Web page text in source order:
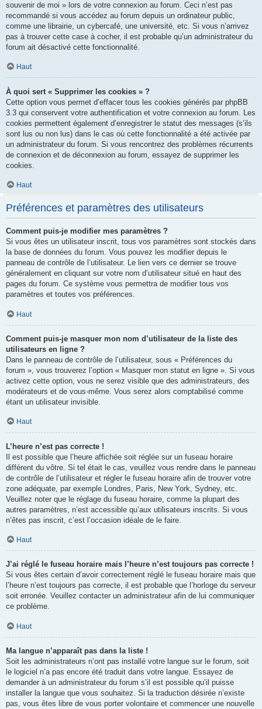
souvenir de moi » lors de votre connexion au forum. Ceci n’est pas
recommandé si vous accédez au forum depuis un ordinateur public,
comme une librairie, un cybercafé, une université, etc. Si vous n’arrivez
pas à trouver cette case à cocher, il est probable qu’un administrateur du
forum ait désactivé cette fonctionnalité.
Haut
À quoi sert « Supprimer les cookies » ?
Cette option vous permet d’effacer tous les cookies générés par phpBB
3.3 qui conservent votre authentification et votre connexion au forum. Les
cookies permettent également d’enregistrer le statut des messages (s’ils
sont lus ou non lus) dans le cas où cette fonctionnalité a été activée par
un administrateur du forum. Si vous rencontrez des problèmes récurrents
de connexion et de déconnexion au forum, essayez de supprimer les
cookies.
Haut
Préférences et paramètres des utilisateurs
Comment puis-je modifier mes paramètres ?
Si vous êtes un utilisateur inscrit, tous vos paramètres sont stockés dans
la base de données du forum. Vous pouvez les modifier depuis le
panneau de contrôle de l’utilisateur. Le lien vers ce dernier se trouve
généralement en cliquant sur votre nom d’utilisateur situé en haut des
pages du forum. Ce système vous permettra de modifier tous vos
paramètres et toutes vos préférences.
Haut
Comment puis-je masquer mon nom d’utilisateur de la liste des
utilisateurs en ligne ?
Dans le panneau de contrôle de l’utilisateur, sous « Préférences du
forum », vous trouverez l’option « Masquer mon statut en ligne ». Si vous
activez cette option, vous ne serez visible que des administrateurs, des
modérateurs et de vous-même. Vous serez alors comptabilisé comme
étant un utilisateur invisible.
Haut
L’heure n’est pas correcte !
Il est possible que l’heure affichée soit réglée sur un fuseau horaire
différent du vôtre. Si tel était le cas, veuillez vous rendre dans le panneau
de contrôle de l’utilisateur et régler le fuseau horaire afin de trouver votre
zone adéquate, par exemple Londres, Paris, New York, Sydney, etc.
Veuillez noter que le réglage du fuseau horaire, comme la plupart des
autres paramètres, n’est accessible qu’aux utilisateurs inscrits. Si vous
n’êtes pas inscrit, c’est l’occasion idéale de le faire.
Haut
J’ai réglé le fuseau horaire mais l’heure n’est toujours pas correcte !
Si vous êtes certain d’avoir correctement réglé le fuseau horaire mais que
l’heure n’est toujours pas correcte, il est probable que l’horloge du serveur
soit erronée. Veuillez contacter un administrateur afin de lui communiquer
ce problème.
Haut
Ma langue n’apparaît pas dans la liste !
Soit les administrateurs n’ont pas installé votre langue sur le forum, soit
le logiciel n’a pas encore été traduit dans votre langue. Essayez de
demander à un administrateur du forum s’il est possible qu’il puisse
installer la langue que vous souhaitez. Si la traduction désirée n’existe
pas, vous êtes libre de vous porter volontaire et commencer une nouvelle